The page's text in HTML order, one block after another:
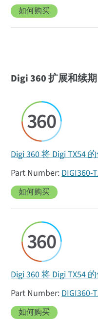
如何购买
Digi 360 扩展和续期
Digi 360 将 Digi TX54
DIGI360-
如何购买
Digi 360 将 Digi TX54
DIGI360-
如何购买